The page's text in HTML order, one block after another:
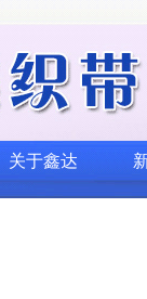
关于鑫达